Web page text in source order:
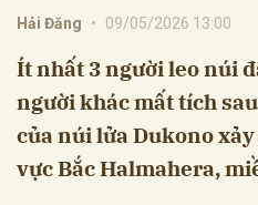
Hải Đăng • 09/05/2026 13:00
Ít nhất 3 người leo núi
người khác mất tích
của núi lửa Dukono
vực Bắc Halmahera,